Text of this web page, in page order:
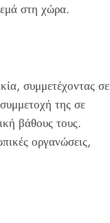
στη χώρα.
συμμετέχοντας σε
της σε
βάθους τους.
οργανώσεις,